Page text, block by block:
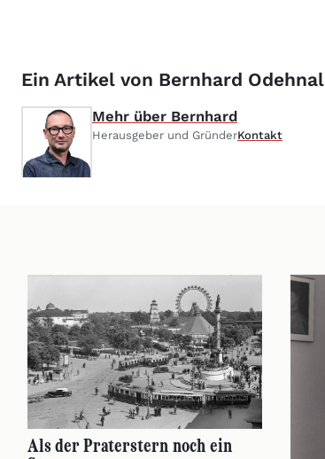
Ein Artikel von Bernhard Odehnal
Mehr über Bernhard
Herausgeber und GründerKontakt
Als der Praterstern noch ein